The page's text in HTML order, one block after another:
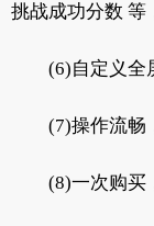
挑战成功分数 等
(6)自定义全
(7)操作流畅
(8)一次购买